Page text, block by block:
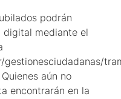
podrán
digital mediante el
gestionesciudadanas/
aún no
encontrarán en la